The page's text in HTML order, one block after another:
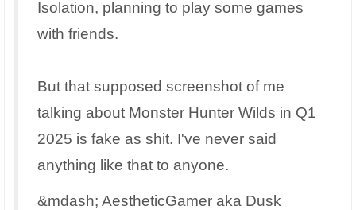
Isolation, planning to play some games
with friends.
But that supposed screenshot of me
talking about Monster Hunter Wilds in Q1
2025 is fake as shit. I've never said
anything like that to anyone.
&mdash; AestheticGamer aka Dusk